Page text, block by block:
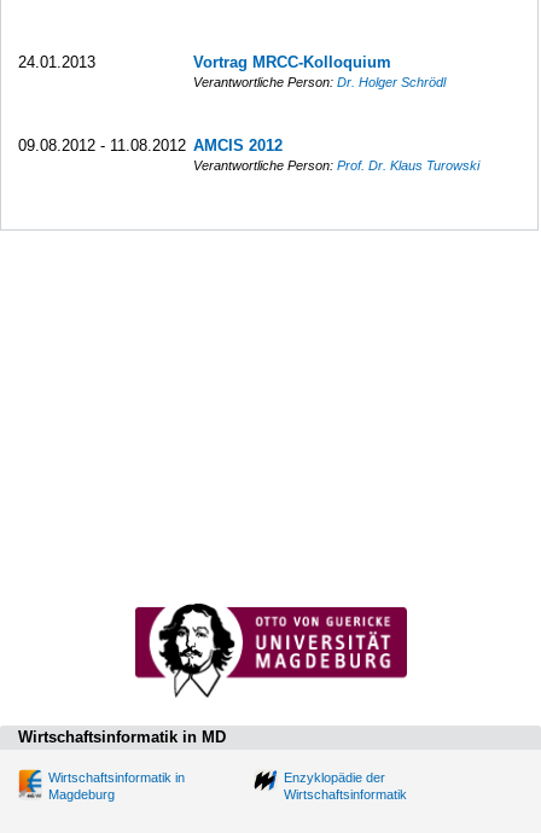
24.01.2013 Vortrag MRCC-Kolloquium
Verantwortliche Person:Dr. Holger Schrödl
09.08.2012 - 11.08.2012 AMCIS 2012
Verantwortliche Person:Prof. Dr. Klaus Turowski
Wirtschaftsinformatik in MD
Wirtschaftsinformatik in
Magdeburg
Enzyklopädie der
Wirtschaftsinformatik